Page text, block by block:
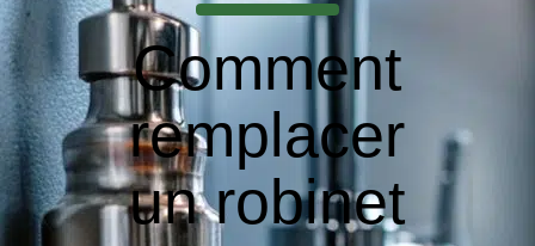
Comment
remplacer
un robinet